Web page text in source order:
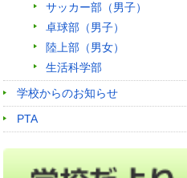
サッカー部（男子）
卓球部（男子）
陸上部（男女）
生活科学部
学校からのお知らせ
PTA